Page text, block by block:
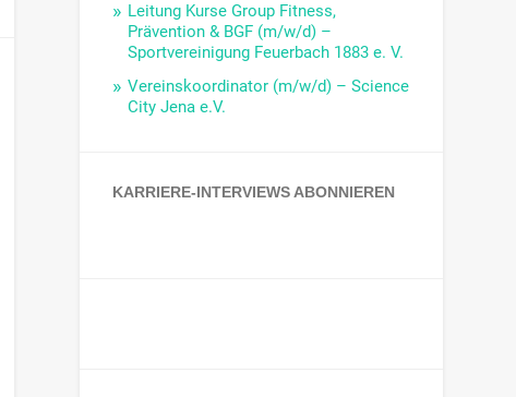
Leitung Kurse Group Fitness,
Prävention & BGF (m/w/d) –
Sportvereinigung Feuerbach 1883 e. V.
Vereinskoordinator (m/w/d) – Science
City Jena e.V.
KARRIERE-INTERVIEWS ABONNIEREN